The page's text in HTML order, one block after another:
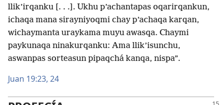
llik’irqanku [. . .]. Ukhu p’achantapas oqarirqankun,
ichaqa mana sirayniyoqmi chay p’achaqa karqan,
wichaymanta uraykama muyu awasqa. Chaymi
paykunaqa ninakurqanku: Ama llik’isunchu,
aswanpas sorteasun pipaqchá kanqa, nispa”.
Juan 19:23, 24